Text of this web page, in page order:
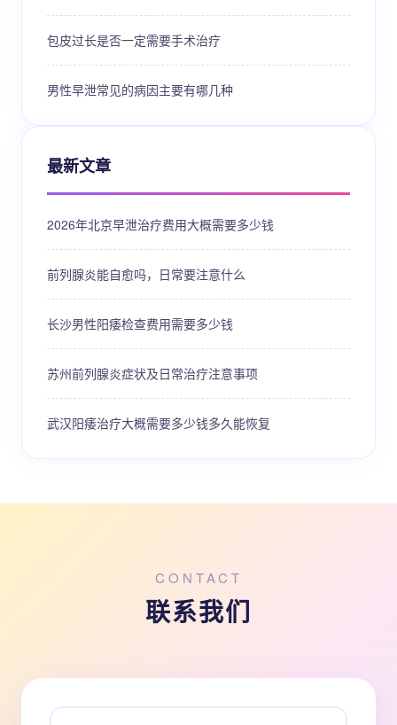
包皮过长是否一定需要手术治疗
男性早泄常见的病因主要有哪几种
最新文章
2026年北京早泄治疗费用大概需要多少钱
前列腺炎能自愈吗，日常要注意什么
长沙男性阳痿检查费用需要多少钱
苏州前列腺炎症状及日常治疗注意事项
武汉阳痿治疗大概需要多少钱多久能恢复
CONTACT
联系我们